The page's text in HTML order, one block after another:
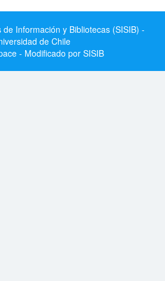
Información y Bibliotecas (SISIB) -
de Chile
- Modificado por SISIB